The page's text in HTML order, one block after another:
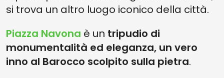
si trova un altro luogo iconico della città.
Piazza Navona è un tripudio di
monumentalità ed eleganza, un vero
inno al Barocco scolpito sulla pietra.